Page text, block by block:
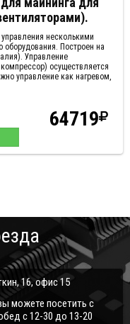
несколькими
Построен на
Управление
осуществляется
управление как нагревом,
64719
16, офис 15
можете посетить с
с 12-30 до 13-20